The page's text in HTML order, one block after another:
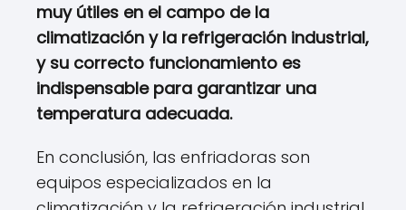
muy útiles en el campo de la
climatización y la refrigeración industrial,
y su correcto funcionamiento es
indispensable para garantizar una
temperatura adecuada.
En conclusión, las enfriadoras son
equipos especializados en la